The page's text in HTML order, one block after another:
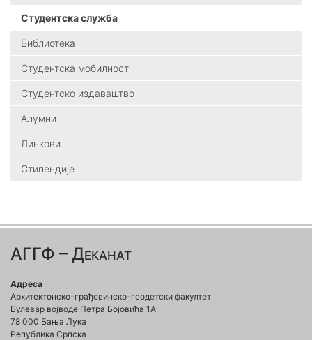
Студентска служба
Библиотека
Студентска мобилност
Студентско издаваштво
Алумни
Линкови
Стипендије
АГГФ – Деканат
Адреса
Архитектонско-грађевинско-геодетски факултет
Булевар војводе Петра Бојовића 1A
78 000 Бања Лука
Република Српска